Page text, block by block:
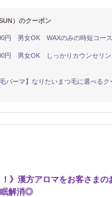
）のクーポン
円 男女OK WAXのみの時短コース
円 男女OK しっかりカウンセリン
毛パーマ】なりたいまつ毛に選べる
！》漢方アロマをお客さま
眠解消◎